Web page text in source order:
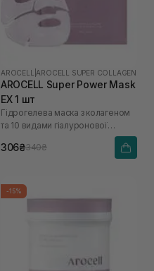
AROCELL AROCELL SUPER COLLAGEN
AROCELL Super Power Mask
EX 1 шт
Гідрогелева маска з колагеном
та 10 видами гіалуронової
306₴340₴
-15%